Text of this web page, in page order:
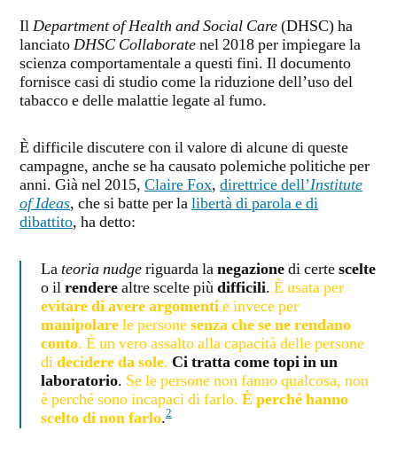
IlDepartment of Health and Social Care(DHSC) ha
lanciatoDHSC Collaboratenel 2018 per impiegare la
scienza comportamentale a questi fini. Il documento
fornisce casi di studio come la riduzione dell’uso del
tabacco e delle malattie legate al fumo.
È difficile discutere con il valore di alcune di queste
campagne, anche se ha causato polemiche politiche per
anni. Già nel 2015, Claire Fox, direttrice dell’Institute
of Ideas, che si batte per lalibertà di parola e di
dibattito, ha detto:
Lateoria nudgeriguarda lanegazionedi certescelte
o ilrenderealtre scelte piùdifficili. È usata per
evitare di avere argomentie invece per
manipolarele personesenza che se ne rendano
conto. È un vero assalto alla capacità delle persone
didecidere da sole. Ci tratta come topi in un
laboratorio. Se le persone non fanno qualcosa, non
è perché sono incapaci di farlo. È perché hanno
scelto di non farlo.2